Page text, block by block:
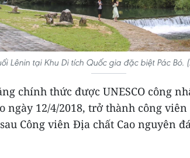
Lênin tại Khu Di tích Quốc gia đặc biệt Pác Bó.
chính thức được UNESCO công
ngày 12/4/2018, trở thành công
Công viên Địa chất Cao nguyên